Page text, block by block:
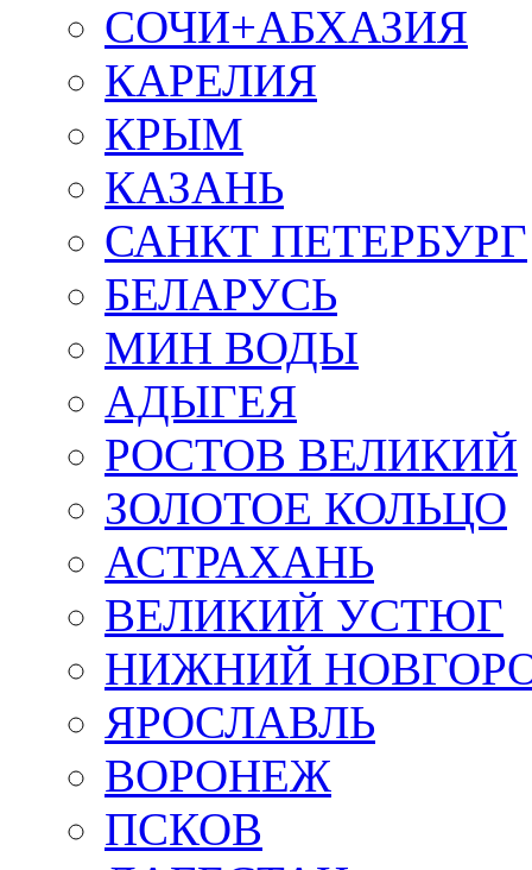
СОЧИ+АБХАЗИЯ
КАРЕЛИЯ
КРЫМ
КАЗАНЬ
САНКТ ПЕТЕРБУРГ
БЕЛАРУСЬ
МИН ВОДЫ
АДЫГЕЯ
РОСТОВ ВЕЛИКИЙ
ЗОЛОТОЕ КОЛЬЦО
АСТРАХАНЬ
ВЕЛИКИЙ УСТЮГ
НИЖНИЙ
ЯРОСЛАВЛЬ
ВОРОНЕЖ
ПСКОВ